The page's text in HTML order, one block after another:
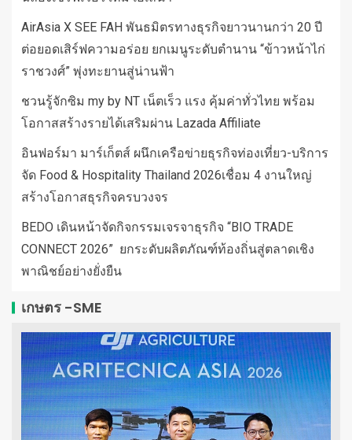
AirAsia X SEE FAH พันธมิตรทางธุรกิจยาวนานกว่า 20 ปี
ต่อยอดเสิร์ฟความอร่อย ยกเมนูระดับตำนาน “ข้าวหน้าไก่
ราชวงศ์” พุ่งทะยานสู่น่านฟ้า
ชวนรู้จักซิม my by NT เน็ตเร็ว แรง คุ้มค่าทั่วไทย พร้อม
โอกาสสร้างรายได้เสริมผ่าน Lazada Affiliate
อินฟอร์มา มาร์เก็ตส์ ผนึกเครือข่ายธุรกิจท่องเที่ยว-บริการ
จัด Food & Hospitality Thailand 2026เชื่อม 4 งานใหญ่
สร้างโอกาสธุรกิจครบวงจร
BEDO เดินหน้าจัดกิจกรรมเจรจาธุรกิจ “BIO TRADE
CONNECT 2026” ยกระดับผลิตภัณฑ์ท้องถิ่นสู่ตลาดเชิง
พาณิชย์อย่างยั่งยืน
เกษตร -SME